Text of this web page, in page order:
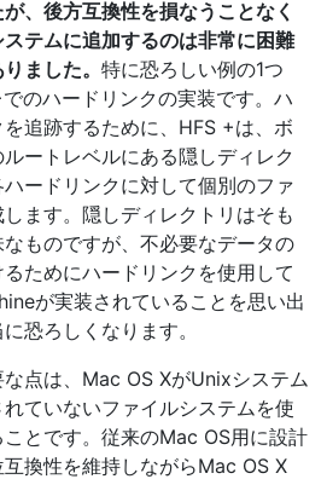
、後方互換性を損なうことなく
テムに追加するのは非常に困難
ました。 特に恐ろしい例の1つ
のハードリンクの実装です。ハ
追跡するために、HFS +は、ボ
ルートレベルにある隠しディレク
ハードリンクに対して個別のファ
ます。隠しディレクトリはそも
ものですが、不必要なデータの
ためにハードリンクを使用して
が実装されていることを思い出
恐ろしくなります。
な点は、Mac OS XがUnixシステム
れていないファイルシステムを使
ことです。従来のMac OS用に設計
互換性を維持しながらMac OS X